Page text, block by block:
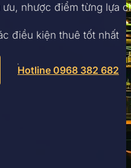
ưu, nhược điểm từng lựa
điều kiện thuê tốt nhất
Hotline 0968 382 682